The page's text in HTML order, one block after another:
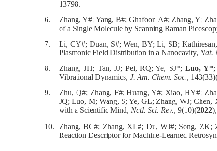
13798.
6.
Zhang, Y#; Yang, B#; Ghafoor, A#; Zhang, Y;
of a Single Molecule by Scanning Raman
7.
Li, CY#; Duan, S#; Wen, BY; Li, SB;
Plasmonic Field Distribution in a Nanocavity, Nat.
8.
Zhang, JH; Tan, JJ; Pei, RQ; Ye, SJ*;Luo, Y*;
Vibrational Dynamics, J. Am. Chem. Soc., 143(33)(
9.
Zhu, Q#; Zhang, F#; Huang, Y#; Xiao, HY#;
JQ; Luo, M; Wang, S; Ye, GL; Zhang, WJ;
with a Scientific Mind, Natl. Sci. Rev., 9(10)(2022
10.
Zhang, BC#; Zhang, XL#; Du, WJ#; Song,
Reaction Descriptor for Machine-Learned